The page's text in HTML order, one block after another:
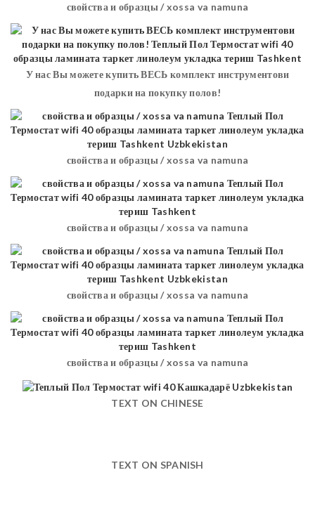
свойства и образцы / xossa va namuna
У нас Вы можете купить ВЕСЬ комплект инструментови
подарки на покупку полов!
свойства и образцы / xossa va namuna
свойства и образцы / xossa va namuna
свойства и образцы / xossa va namuna
свойства и образцы / xossa va namuna
TEXT ON CHINESE
TEXT ON SPANISH